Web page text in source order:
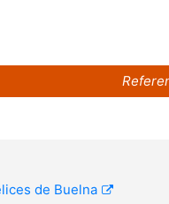
de Buelna